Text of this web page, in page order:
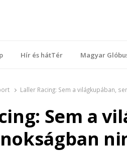
Hír és hátTér Magyar
Laller Racing: Sem a világkupában,
Sem a